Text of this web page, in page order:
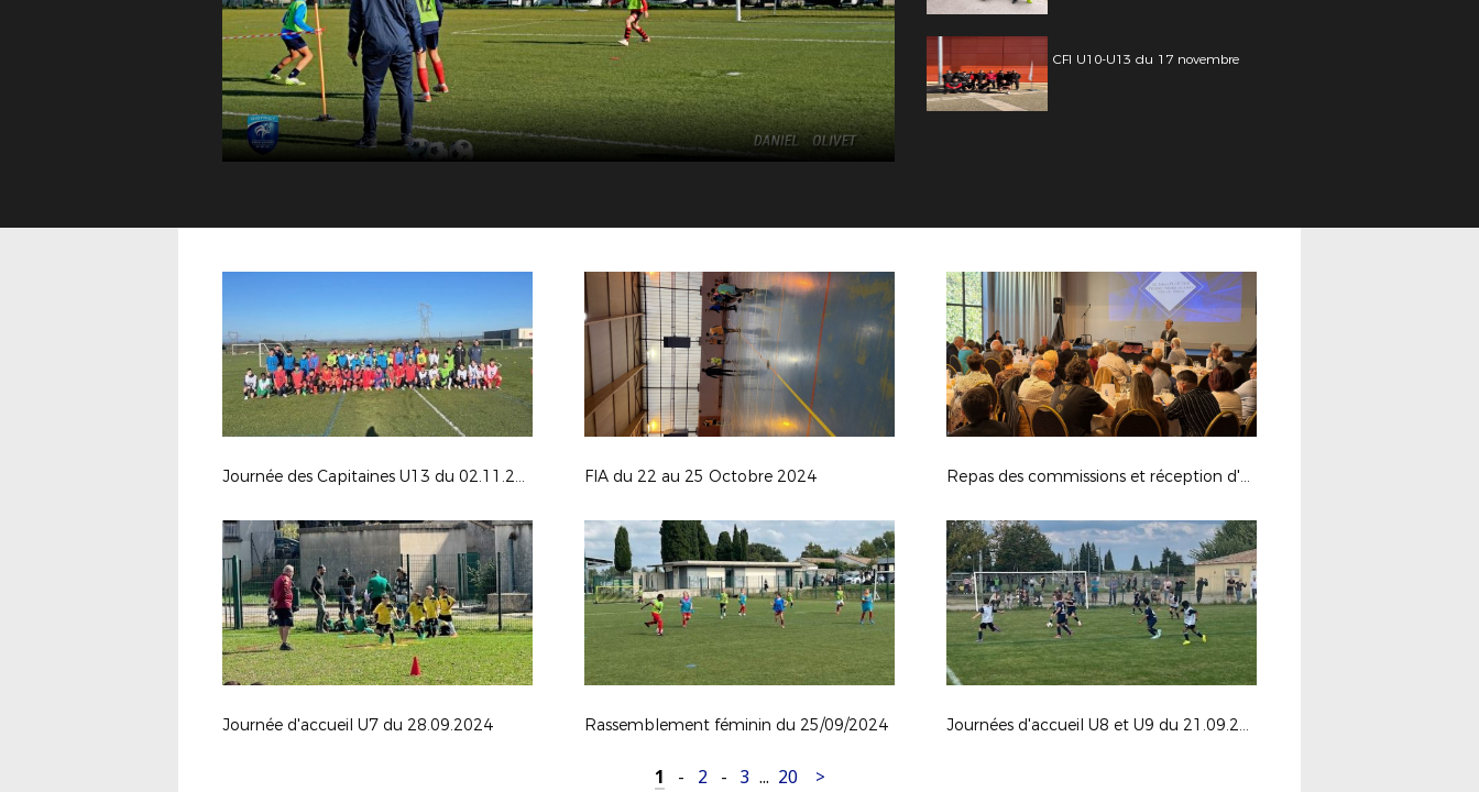
CFI U10-U13 du 17 novembre
Journée des Capitaines U13 du 02.11.2024 FIA du 22 au 25 Octobre 2024 Repas des commissions et réception d'honneur
Journée d'accueil U7 du 28.09.2024 Rassemblement féminin du 25/09/2024 Journées d'accueil U8 et U9 du 21.09.2024
1 - 2 - 3 ... 20 >